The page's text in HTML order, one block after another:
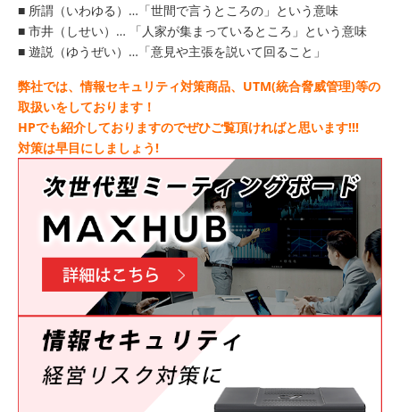
■ 所謂（いわゆる）…「世間で言うところの」という意味
■ 市井（しせい）… 「人家が集まっているところ」という意味
■ 遊説（ゆうぜい）…「意見や主張を説いて回ること」
弊社では、情報セキュリティ対策商品、UTM(統合脅威管理)等の
取扱いをしております！
HPでも紹介しておりますのでぜひご覧頂ければと思います!!!
対策は早目にしましょう!